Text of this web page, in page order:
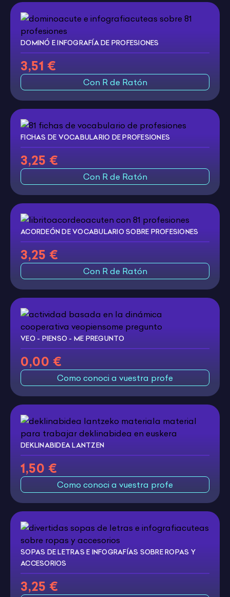
DOMINÓ E INFOGRAFÍA DE PROFESIONES
3,51 €
Con R de Ratón
FICHAS DE VOCABULARIO DE PROFESIONES
3,25 €
Con R de Ratón
ACORDEÓN DE VOCABULARIO SOBRE PROFESIONES
3,25 €
Con R de Ratón
VEO - PIENSO - ME PREGUNTO
0,00 €
Como conoci a vuestra profe
DEKLINABIDEA LANTZEN
1,50 €
Como conoci a vuestra profe
SOPAS DE LETRAS E INFOGRAFÍAS SOBRE ROPAS Y
ACCESORIOS
3,25 €